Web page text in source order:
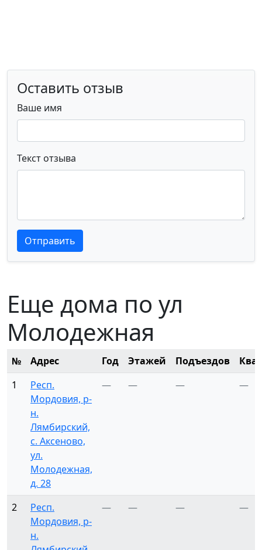
Оставить отзыв
Ваше имя
Текст отзыва
Текст отзыва
Текст отзыва
Отправить
Еще дома по ул
Молодежная
№ Адрес Год Этажей Подъездов
1
Респ.
Мордовия, р-
н.
Лямбирский,
с. Аксеново,
ул.
Молодежная,
д. 28
— — — —
2
Респ.
Мордовия, р-
н.
— — — —